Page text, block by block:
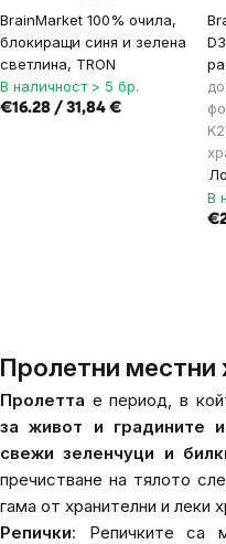
BrainMarket 100% очила,
блокиращи синя и зелена
светлина, TRON
В наличност > 5 бр.
€16.28 / 31,84 €
В
Пролетни местни
Пролетта е период, в
за живот и градините
свежи зеленчуци и
пречистване на тялото
гама от хранителни и леки
Репички: Репичките са